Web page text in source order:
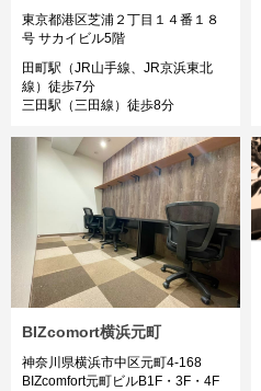
東京都港区芝浦２丁目１４番１８
号 サカイビル5階
田町駅（JR山手線、JR京浜東北
線）徒歩7分
三田駅（三田線）徒歩8分
BIZcomort横浜元町
神奈川県横浜市中区元町4‐168
BIZcomfort元町ビルB1F・3F・4F